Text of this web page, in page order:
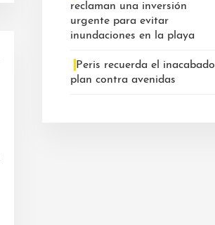
reclaman una inversión
urgente para evitar
inundaciones en la playa
Peris recuerda el inacabado
plan contra avenidas